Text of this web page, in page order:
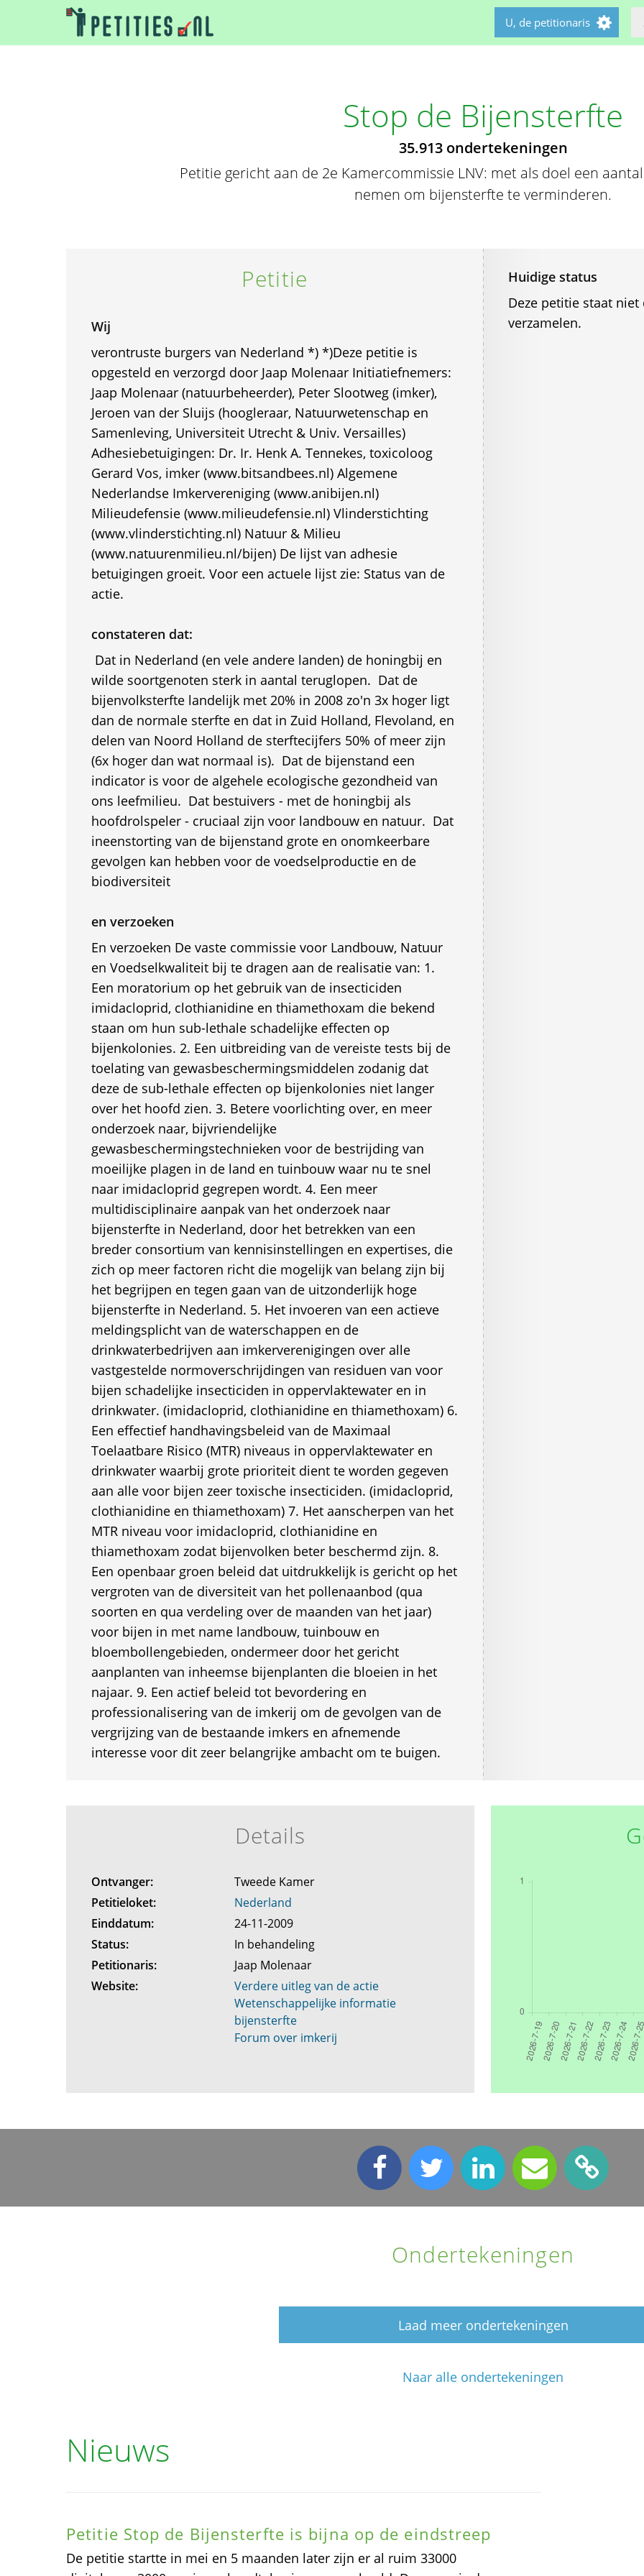
U, de petitionaris
Stop de Bijensterfte
35.913 ondertekeningen
Petitie gericht aan de 2e Kamercommissie LNV: met als doel een
nemen om bijensterfte te verminderen.
Petitie
Wij
verontruste burgers van Nederland *) *)Deze petitie is
opgesteld en verzorgd door Jaap Molenaar Initiatiefnemers:
Jaap Molenaar (natuurbeheerder), Peter Slootweg (imker),
Jeroen van der Sluijs (hoogleraar, Natuurwetenschap en
Samenleving, Universiteit Utrecht & Univ. Versailles)
Adhesiebetuigingen: Dr. Ir. Henk A. Tennekes, toxicoloog
Gerard Vos, imker (www.bitsandbees.nl) Algemene
Nederlandse Imkervereniging (www.anibijen.nl)
Milieudefensie (www.milieudefensie.nl) Vlinderstichting
(www.vlinderstichting.nl) Natuur & Milieu
(www.natuurenmilieu.nl/bijen) De lijst van adhesie
betuigingen groeit. Voor een actuele lijst zie: Status van de
actie.
constateren dat:
 Dat in Nederland (en vele andere landen) de honingbij en
wilde soortgenoten sterk in aantal teruglopen.  Dat de
bijenvolksterfte landelijk met 20% in 2008 zo'n 3x hoger ligt
dan de normale sterfte en dat in Zuid Holland, Flevoland, en
delen van Noord Holland de sterftecijfers 50% of meer zijn
(6x hoger dan wat normaal is).  Dat de bijenstand een
indicator is voor de algehele ecologische gezondheid van
ons leefmilieu.  Dat bestuivers - met de honingbij als
hoofdrolspeler - cruciaal zijn voor landbouw en natuur.  Dat
ineenstorting van de bijenstand grote en onomkeerbare
gevolgen kan hebben voor de voedselproductie en de
biodiversiteit
en verzoeken
En verzoeken De vaste commissie voor Landbouw, Natuur
en Voedselkwaliteit bij te dragen aan de realisatie van: 1.
Een moratorium op het gebruik van de insecticiden
imidacloprid, clothianidine en thiamethoxam die bekend
staan om hun sub-lethale schadelijke effecten op
bijenkolonies. 2. Een uitbreiding van de vereiste tests bij de
toelating van gewasbeschermingsmiddelen zodanig dat
deze de sub-lethale effecten op bijenkolonies niet langer
over het hoofd zien. 3. Betere voorlichting over, en meer
onderzoek naar, bijvriendelijke
gewasbeschermingstechnieken voor de bestrijding van
moeilijke plagen in de land en tuinbouw waar nu te snel
naar imidacloprid gegrepen wordt. 4. Een meer
multidisciplinaire aanpak van het onderzoek naar
bijensterfte in Nederland, door het betrekken van een
breder consortium van kennisinstellingen en expertises, die
zich op meer factoren richt die mogelijk van belang zijn bij
het begrijpen en tegen gaan van de uitzonderlijk hoge
bijensterfte in Nederland. 5. Het invoeren van een actieve
meldingsplicht van de waterschappen en de
drinkwaterbedrijven aan imkerverenigingen over alle
vastgestelde normoverschrijdingen van residuen van voor
bijen schadelijke insecticiden in oppervlaktewater en in
drinkwater. (imidacloprid, clothianidine en thiamethoxam) 6.
Een effectief handhavingsbeleid van de Maximaal
Toelaatbare Risico (MTR) niveaus in oppervlaktewater en
drinkwater waarbij grote prioriteit dient te worden gegeven
aan alle voor bijen zeer toxische insecticiden. (imidacloprid,
clothianidine en thiamethoxam) 7. Het aanscherpen van het
MTR niveau voor imidacloprid, clothianidine en
thiamethoxam zodat bijenvolken beter beschermd zijn. 8.
Een openbaar groen beleid dat uitdrukkelijk is gericht op het
vergroten van de diversiteit van het pollenaanbod (qua
soorten en qua verdeling over de maanden van het jaar)
voor bijen in met name landbouw, tuinbouw en
bloembollengebieden, ondermeer door het gericht
aanplanten van inheemse bijenplanten die bloeien in het
najaar. 9. Een actief beleid tot bevordering en
professionalisering van de imkerij om de gevolgen van de
vergrijzing van de bestaande imkers en afnemende
interesse voor dit zeer belangrijke ambacht om te buigen.
Huidige status
Deze petitie staat
verzamelen.
Details
Ontvanger:
Tweede Kamer
Petitieloket:
Nederland
Einddatum:
24-11-2009
Status:
In behandeling
Petitionaris:
Jaap Molenaar
Website:
Verdere uitleg van de actie
Wetenschappelijke informatie
bijensterfte
Forum over imkerij
Ondertekeningen
Laad meer ondertekeningen
Naar alle ondertekeningen
Nieuws
Petitie Stop de Bijensterfte is bijna op de eindstreep
De petitie startte in mei en 5 maanden later zijn er al ruim 33000